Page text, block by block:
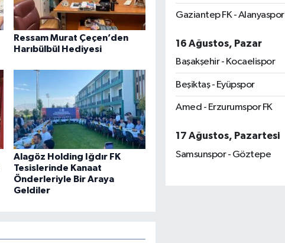
Ressam Murat Çeçen’den
Harıbülbül Hediyesi
Alagöz Holding Iğdır FK
Tesislerinde Kanaat
Önderleriyle Bir Araya
Geldiler
Gaziantep FK - Alanyaspor
16 Ağustos, Pazar
Başakşehir - Kocaelispor
Beşiktaş - Eyüpspor
Amed - Erzurumspor FK
17 Ağustos, Pazartesi
Samsunspor - Göztepe